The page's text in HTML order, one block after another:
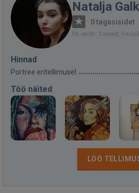
Natalja
· 0 tagasisidet
Oli saidil: 2 aastat, 0
Hinnad
Portree eritellimusel
Töö näited
LOO